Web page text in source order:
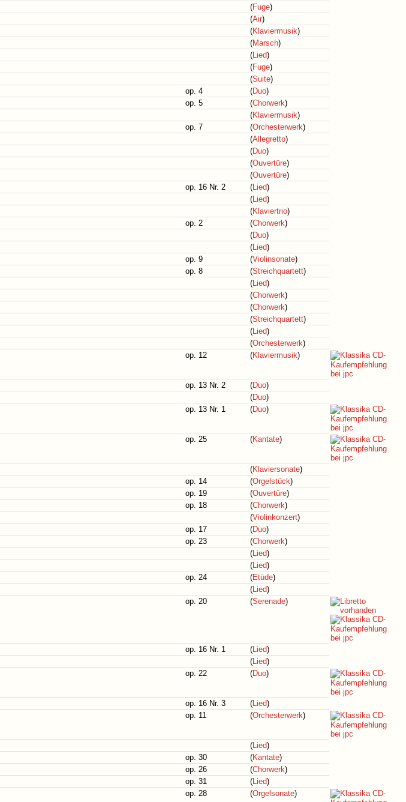
(Fuge)
(Air)
(Klaviermusik)
(Marsch)
(Lied)
(Fuge)
(Suite)
op. 4 (Duo)
op. 5 (Chorwerk)
(Klaviermusik)
op. 7 (Orchesterwerk)
(Allegretto)
(Duo)
(Ouvertüre)
(Ouvertüre)
op. 16 Nr. 2 (Lied)
(Lied)
(Klaviertrio)
op. 2 (Chorwerk)
(Duo)
(Lied)
op. 9 (Violinsonate)
op. 8 (Streichquartett)
(Lied)
(Chorwerk)
(Chorwerk)
(Streichquartett)
(Lied)
(Orchesterwerk)
op. 12 (Klaviermusik)
op. 13 Nr. 2 (Duo)
(Duo)
op. 13 Nr. 1 (Duo)
op. 25 (Kantate)
(Klaviersonate)
op. 14 (Orgelstück)
op. 19 (Ouvertüre)
op. 18 (Chorwerk)
(Violinkonzert)
op. 17 (Duo)
op. 23 (Chorwerk)
(Lied)
(Lied)
op. 24 (Etüde)
(Lied)
op. 20 (Serenade)
op. 16 Nr. 1 (Lied)
(Lied)
op. 22 (Duo)
op. 16 Nr. 3 (Lied)
op. 11 (Orchesterwerk)
(Lied)
op. 30 (Kantate)
op. 26 (Chorwerk)
op. 31 (Lied)
op. 28 (Orgelsonate)